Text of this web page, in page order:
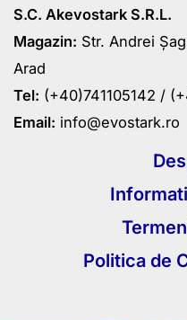
S.C. Akevostark S.R.L.
Magazin: Str. Andrei
Arad
Tel: (+40)741105142 /
Email: info@evostark.ro
Politica de